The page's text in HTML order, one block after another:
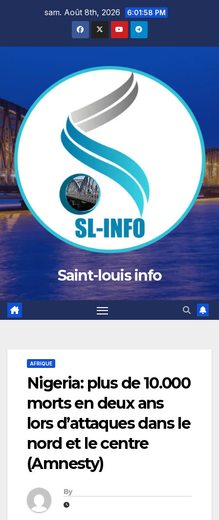
sam. Août 8th, 2026 6:01:59 PM
Saint-louis info
AFRIQUE
Nigeria: plus de 10.000
morts en deux ans
lors d’attaques dans le
nord et le centre
(Amnesty)
By